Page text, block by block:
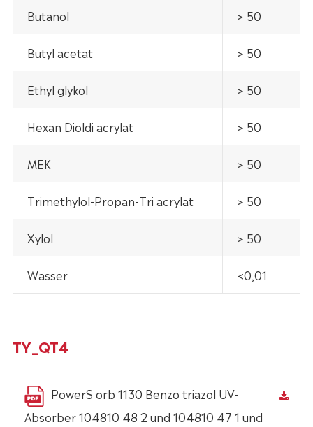
Butanol > 50
Butyl acetat > 50
Ethyl glykol > 50
Hexan Dioldi acrylat > 50
MEK > 50
Trimethylol-Propan-Tri acrylat > 50
Xylol > 50
Wasser <0,01
TY_QT4
PowerS orb 1130 Benzo triazol UV-
Absorber 104810 48 2 und 104810 47 1 und